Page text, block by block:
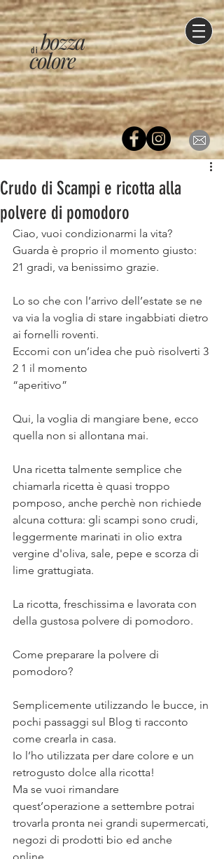
di
colore
bozza
Crudo di Scampi e ricotta alla
polvere di pomodoro
Ciao, vuoi condizionarmi la vita? ⠀
Guarda è proprio il momento giusto:⠀
21 gradi, va benissimo grazie.⠀
Lo so che con l’arrivo dell’estate se ne
va via la voglia di stare ingabbiati dietro
ai fornelli roventi. ⠀
Eccomi con un’idea che può risolverti 3
2 1 il momento⠀
“aperitivo” ⠀
Qui, la voglia di mangiare bene, ecco
quella non si allontana mai. ⠀
Una ricetta talmente semplice che
chiamarla ricetta è quasi troppo
pomposo, anche perchè non richiede
alcuna cottura: gli scampi sono crudi,
leggermente marinati in olio extra
vergine d'oliva, sale, pepe e scorza di
lime grattugiata. ⠀
La ricotta, freschissima e lavorata con
della gustosa polvere di pomodoro. ⠀
Come preparare la polvere di
pomodoro? ⠀
Semplicemente utilizzando le bucce, in
pochi passaggi sul Blog ti racconto
come crearla in casa. ⠀
Io l’ho utilizzata per dare colore e un
retrogusto dolce alla ricotta! ⠀
Ma se vuoi rimandare
quest’operazione a settembre potrai
trovarla pronta nei grandi supermercati,
negozi di prodotti bio ed anche